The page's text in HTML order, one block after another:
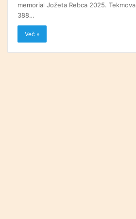
memorial Jožeta Rebca 2025.
388…
Več »